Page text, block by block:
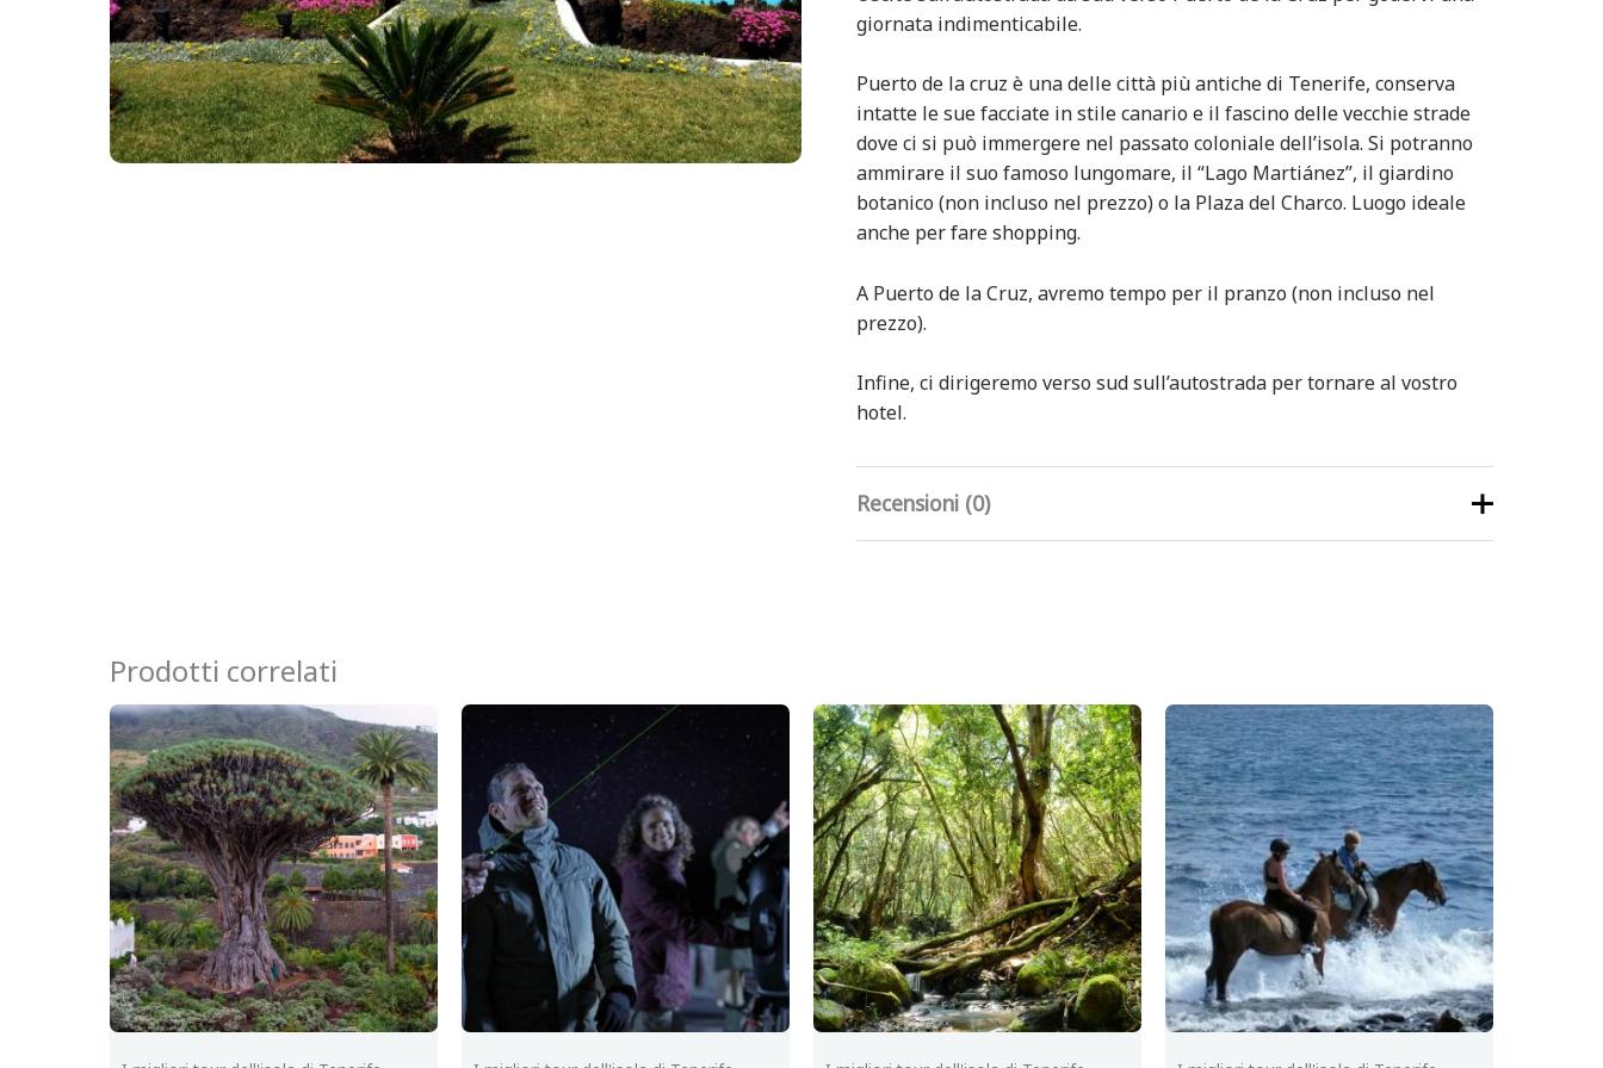
giornata indimenticabile.
Puerto de la cruz è una delle città più antiche di Tenerife, conserva
intatte le sue facciate in stile canario e il fascino delle vecchie strade
dove ci si può immergere nel passato coloniale dell’isola. Si potranno
ammirare il suo famoso lungomare, il “Lago Martiánez”, il giardino
botanico (non incluso nel prezzo) o la Plaza del Charco. Luogo ideale
anche per fare shopping.
A Puerto de la Cruz, avremo tempo per il pranzo (non incluso nel
prezzo).
Infine, ci dirigeremo verso sud sull’autostrada per tornare al vostro
hotel.
Recensioni (0)
Devieffettuare l’accessoper pubblicare una recensione.
Prodotti correlati